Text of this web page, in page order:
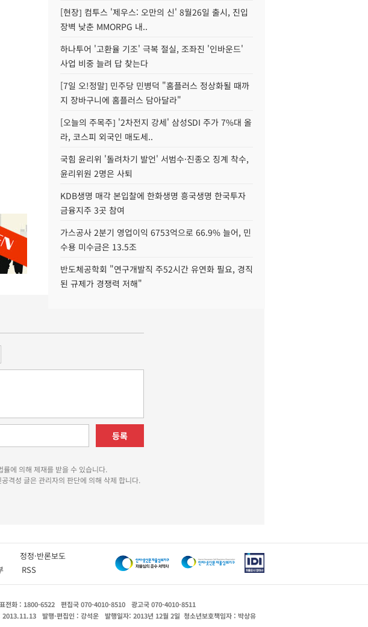
[현장] 컴투스 '제우스: 오만의 신' 8월26일 출시, 진입
장벽 낮춘 MMORPG 내..
하나투어 '고환율 기조' 극복 절실, 조좌진 '인바운드'
사업 비중 늘려 답 찾는다
[7일 오!정말] 민주당 민병덕 "홈플러스 정상화될 때까
지 장바구니에 홈플러스 담아달라"
[오늘의 주목주] '2차전지 강세' 삼성SDI 주가 7%대 올
라, 코스피 외국인 매도세..
국힘 윤리위 '돌려차기 발언' 서범수·진종오 징계 착수,
윤리위원 2명은 사퇴
KDB생명 매각 본입찰에 한화생명 흥국생명 한국투자
금융지주 3곳 참여
가스공사 2분기 영업이익 6753억으로 66.9% 늘어, 민
수용 미수금은 13.5조
반도체공학회 "연구개발직 주52시간 유연화 필요, 경직
된 규제가 경쟁력 저해"
등록
에 의해 제재를 받을 수 있습니다.
격성 글은 관리자의 판단에 의해 삭제 합니다.
침 정정·반론보도
RSS
전화 : 1800-6522 편집국 070-4010-8510
광고국 070-4010-8511
2013.11.13 발행·편집인 : 강석운 발행일자: 2013년 12월 2일 청소년보호책임자 : 박상유